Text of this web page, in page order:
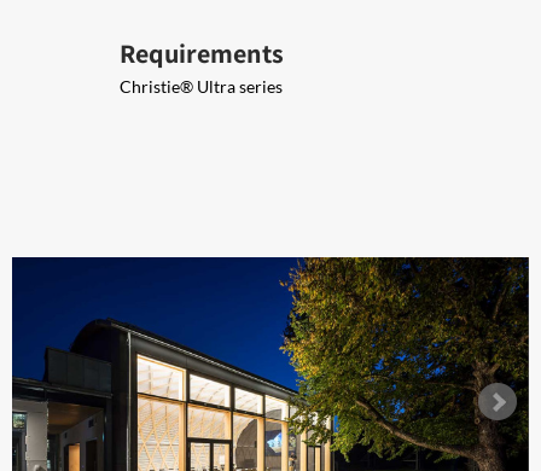
Requirements
Christie®​ Ultra series